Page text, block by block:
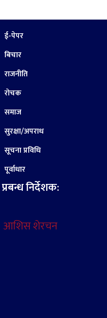
ई-पेपर
बिचार
राजनीति
रोचक
समाज
सुरक्षा/अपराध
सूचना प्रविधि
पूर्वाधार
प्रबन्ध निर्देशक:
आशिस शेरचन